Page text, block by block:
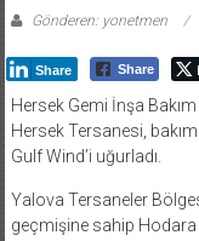
Gönderen: yonetmen
Share Share
Hersek Gemi İnşa
Hersek Tersanesi, bakım
Gulf Wind’i uğurladı.
Yalova Tersaneler
geçmişine sahip Hodara